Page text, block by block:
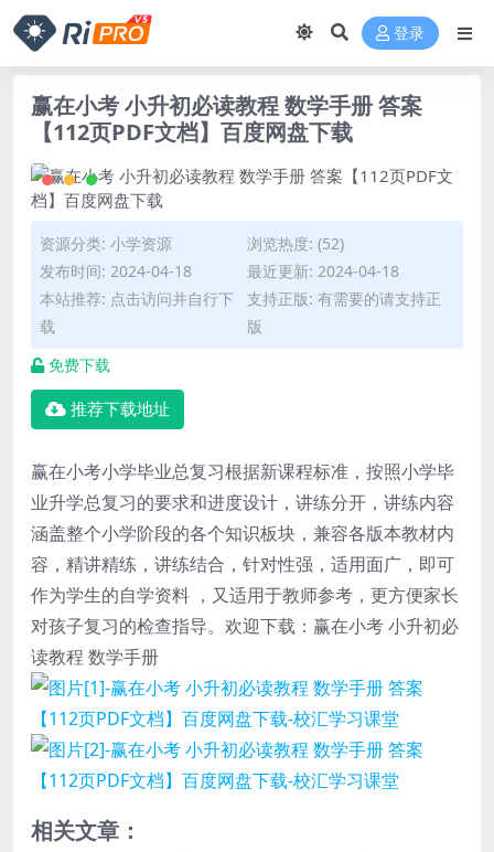
登录
赢在小考 小升初必读教程 数学手册 答案
【112页PDF文档】百度网盘下载
资源分类: 小学资源
浏览热度: (52)
发布时间: 2024-04-18
最近更新: 2024-04-18
本站推荐: 点击访问并自行下
载
支持正版: 有需要的请支持正
版
免费下载
推荐下载地址
赢在小考小学毕业总复习根据新课程标准，按照小学毕
业升学总复习的要求和进度设计，讲练分开，讲练内容
涵盖整个小学阶段的各个知识板块，兼容各版本教材内
容，精讲精练，讲练结合，针对性强，适用面广，即可
作为学生的自学资料 ，又适用于教师参考，更方便家长
对孩子复习的检查指导。欢迎下载：赢在小考 小升初必
读教程 数学手册
相关文章：